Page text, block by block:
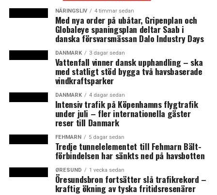
ekonomi. Länderna listas därför efter en rad olika
kategorier, däribland ekonomi, utbildning, hälsa,
trygghet och säkerhet, entreprenörskap och personlig
frihet, som sedan vägs ihop.
Danmark får sin högsta placering i kategorin
”entreprenörskap” där landet ligger på en andraplats,
enbart slagna av Sverige. Sämst ranking får Danmark i
kategorin ”ekonomi” där landet hamnar på plats 18.
För Sveriges del är det underkategorin ”utbildning” som
drar ned totalpoängen. Här får Sverige nöja sig med
Längst ned på listan ligger mestadels afrikanska länder.
Allra sämst ställt är det i krigshärjade Centralafrikanska
NÄRINGSLIV 4 timmar sedan
Med nya order på ubåtar, Gripenplan och
Globaleye spaningsplan deltar Saab i
danska försvarsmässan Dalo Industry Days
DANMARK 3 dagar sedan
Vattenfall vinner dansk upphandling – ska
med statligt stöd bygga två havsbaserade
vindkraftsparker
DANMARK 4 dagar sedan
Intensiv trafik på Köpenhamns flygtrafik
under juli – fler internationella gäster
reser till Danmark
FEHMARN 5 dagar sedan
Tredje tunnelelementet till Fehmarn Bält-
förbindelsen har sänkts ned på havsbotten
ØRESUND 1 vecka sedan
Öresundsbron fortsätter slå trafikrekord –
kraftig ökning av tyska fritidsresenärer